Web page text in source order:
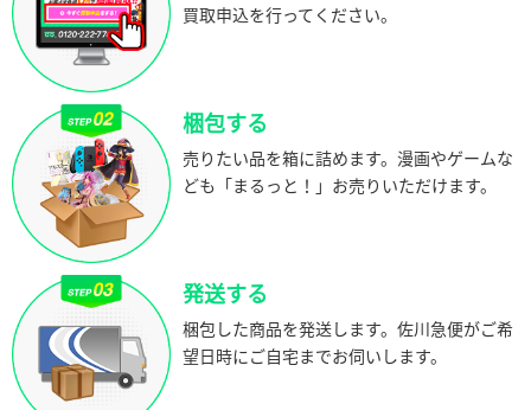
買取申込を行ってください。
梱包する
売りたい品を箱に詰めます。漫画やゲームな
ども「まるっと！」お売りいただけます。
発送する
梱包した商品を発送します。佐川急便がご希
望日時にご自宅までお伺いします。